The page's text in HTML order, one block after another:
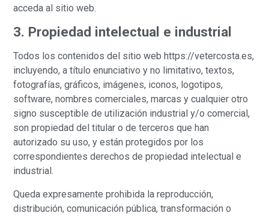
acceda al sitio web.
3. Propiedad intelectual e industrial
Todos los contenidos del sitio web https://vetercosta.es,
incluyendo, a título enunciativo y no limitativo, textos,
fotografías, gráficos, imágenes, iconos, logotipos,
software, nombres comerciales, marcas y cualquier otro
signo susceptible de utilización industrial y/o comercial,
son propiedad del titular o de terceros que han
autorizado su uso, y están protegidos por los
correspondientes derechos de propiedad intelectual e
industrial.
Queda expresamente prohibida la reproducción,
distribución, comunicación pública, transformación o